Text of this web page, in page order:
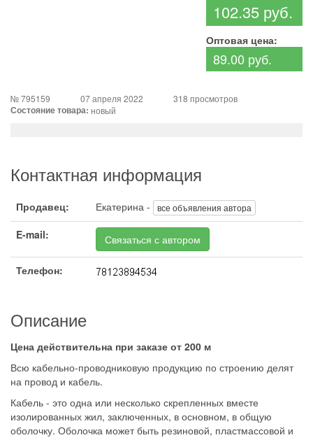
102.35 руб.
Оптовая цена:
89.00 руб.
№ 795159 07 апреля 2022 318 просмотров
Состояние товара: новый
Контактная информация
Продавец: Екатерина - все объявления автора
E-mail: Связаться с автором
Телефон:
Описание
Цена действительна при заказе от 200 м
Всю кабельно-проводниковую продукцию по строению делят
на провод и кабель.
Кабель - это одна или несколько скрепленных вместе
изолированных жил, заключенных, в основном, в общую
оболочку. Оболочка может быть резиновой, пластмассовой и